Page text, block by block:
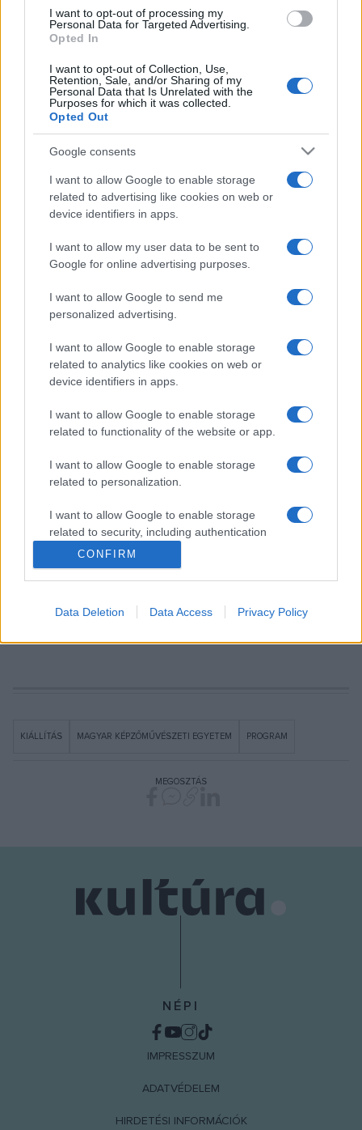
I want to opt-out of processing my
Personal Data for Targeted Advertising.
Opted In
I want to opt-out of Collection, Use,
Retention, Sale, and/or Sharing of my
Personal Data that Is Unrelated with the
Purposes for which it was collected.
Opted Out
Google consents
I want to allow Google to enable storage
related to advertising like cookies on web or
device identifiers in apps.
I want to allow my user data to be sent to
Google for online advertising purposes.
I want to allow Google to send me
personalized advertising.
I want to allow Google to enable storage
related to analytics like cookies on web or
device identifiers in apps.
I want to allow Google to enable storage
related to functionality of the website or app.
I want to allow Google to enable storage
related to personalization.
I want to allow Google to enable storage
related to security, including authentication
functionality and fraud prevention, and other
user protection.
CONFIRM
Data Deletion Data Access Privacy Policy
A kiállítás minden művészt egy-egy munkájával reprezentál,
a látogatók a neveknél szereplő QR-kód segítségével
bővebb anyagot is találnak a művészről és életművéről. A
tárlat műtárgyai a Képzőművészeti Egyetem saját
gyűjteményéből és a Magyar Nemzeti Galéria
leszármazottak és hagyatékgondozó intézmények
A kiállítás grafikai munkáit Hurai Adél tervezőgrafika hallgató
végezte.
Nyitókép: Radák Eszter alkotásának részlete. Képek forrása:
KIÁLLÍTÁS MAGYAR KÉPZŐMŰVÉSZETI EGYETEM PROGRAM
MEGOSZTÁS
NÉPI
IMPRESSZUM
ADATVÉDELEM
HIRDETÉSI INFORMÁCIÓK